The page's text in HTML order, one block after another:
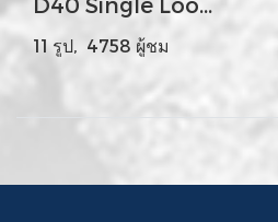
11 รูป, 4758 ผู้ชม